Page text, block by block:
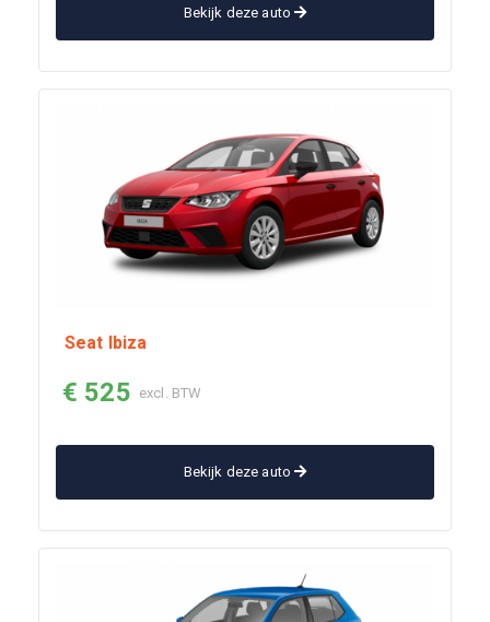
Bekijk deze auto
Seat Ibiza
€ 525 excl. BTW
Bekijk deze auto